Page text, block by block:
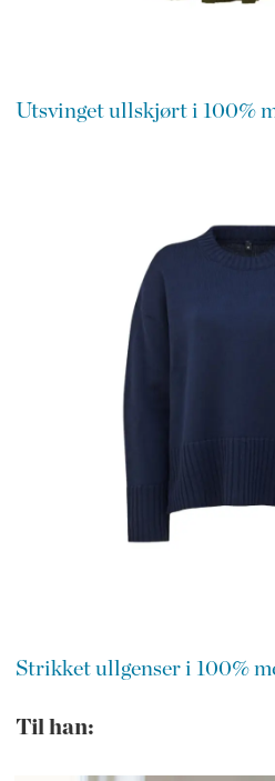
Utsvinget ullskjørt i 100%
Strikket ullgenser i 100%
Til han: